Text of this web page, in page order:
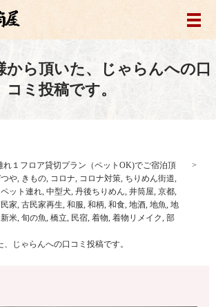
メ
から頂いた、じゃらんへの口
コミ投稿です。
れ１フロア貸切プラン（ペットOK)でご宿泊頂
や, きもの, コロナ, コロナ対策, ちりめん街道,
ペット連れ, 中型犬, 丹後ちりめん, 井筒屋, 京都,
家, 古民家再生, 和服, 和柄, 和食, 地酒, 地魚, 地
新米, 旬の魚, 橋立, 民宿, 着物, 着物リメイク, 部
、じゃらんへの口コミ投稿です。